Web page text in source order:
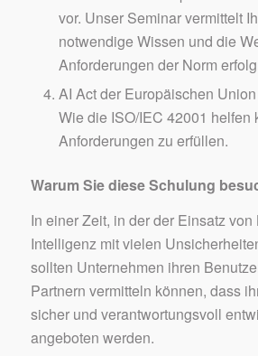
vor. Unser Seminar vermittelt
notwendige Wissen und die
Anforderungen der Norm
AI Act der Europäischen
Wie die ISO/IEC 42001 helfen
Anforderungen zu erfüllen.
Warum Sie diese Schulung
In einer Zeit, in der der Einsatz
Intelligenz mit vielen
sollten Unternehmen ihren
Partnern vermitteln können, dass
sicher und verantwortungsvoll
angeboten werden.